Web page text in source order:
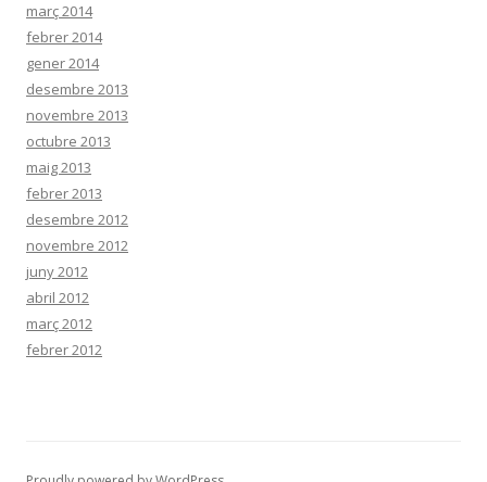
març 2014
febrer 2014
gener 2014
desembre 2013
novembre 2013
octubre 2013
maig 2013
febrer 2013
desembre 2012
novembre 2012
juny 2012
abril 2012
març 2012
febrer 2012